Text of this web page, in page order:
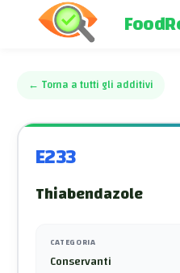
← Torna a tutti gli additivi
E233
Thiabendazole
CATEGORIA
Conservanti